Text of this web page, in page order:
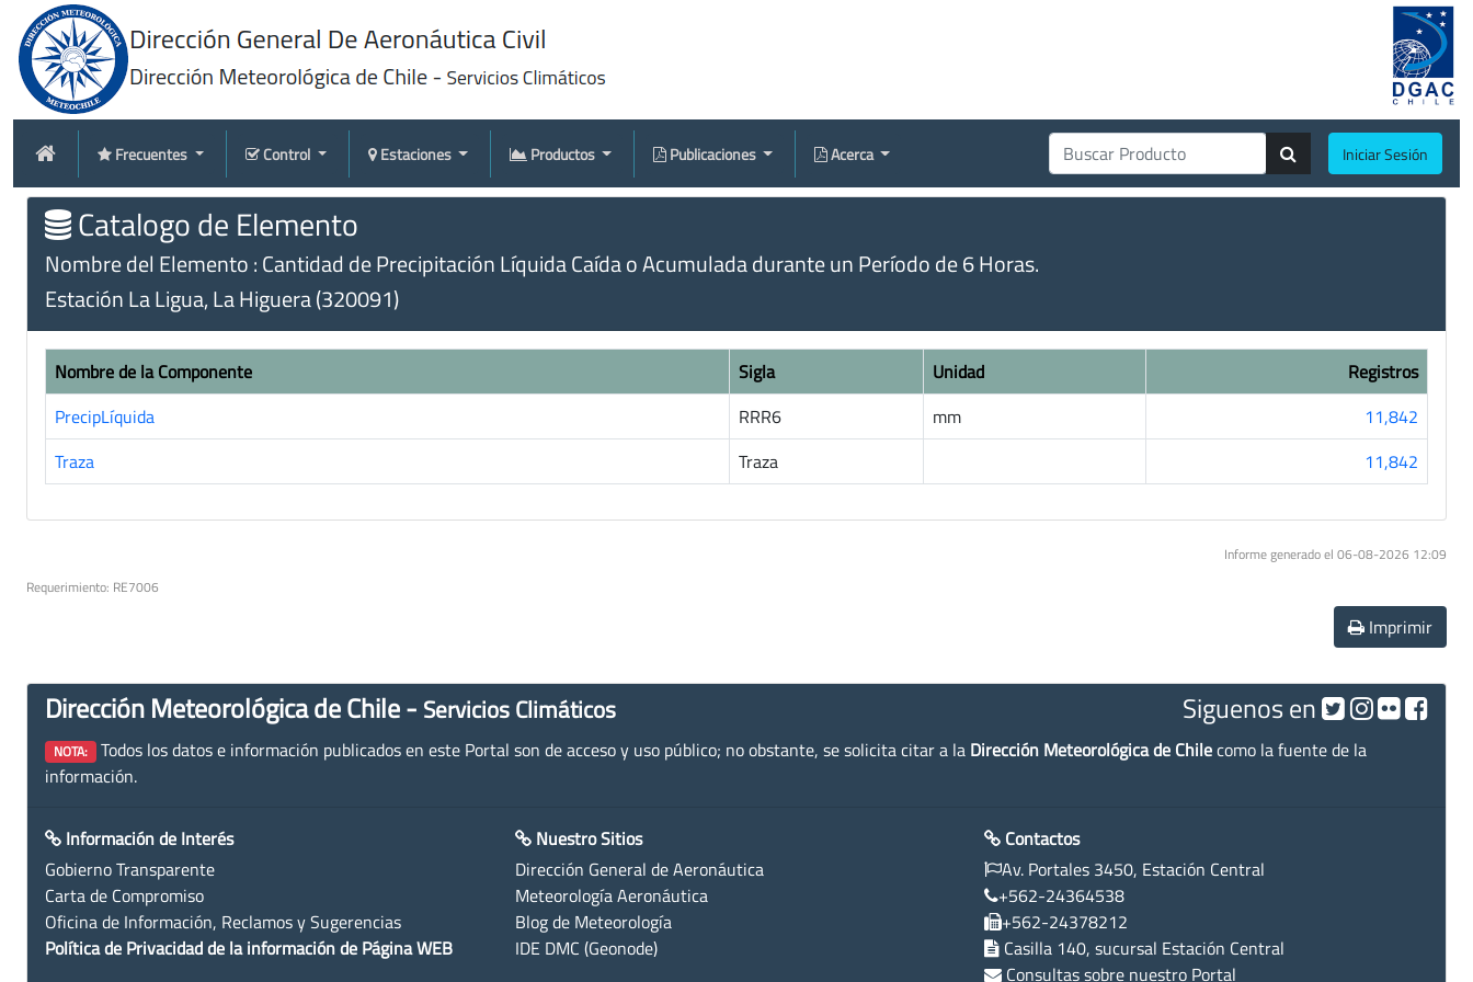
Frecuentes Control Estaciones Productos Publicaciones Acerca Iniciar Sesión
Catalogo de Elemento
Nombre del Elemento : Cantidad de Precipitación Líquida Caída o Acumulada durante un Período de 6 Horas.
Estación La Ligua, La Higuera (320091)
Nombre de la Componente Sigla Unidad
Registros
PrecipLíquida
RRR6 mm
11,842
Traza
Traza 11,842
Informe generado el 06-08-2026 12:09
Requerimiento: RE7006
Imprimir
Dirección Meteorológica de Chile - Servicios Climáticos Siguenos en
NOTA: Todos los datos e información publicados en este Portal son de acceso y uso público; no obstante, se solicita citar a la Dirección Meteorológica de Chilecomo la fuente de la
información.
Información de Interés
Gobierno Transparente
Carta de Compromiso
Oficina de Información, Reclamos y Sugerencias
Política de Privacidad de la información de Página WEB
Nuestro Sitios
Dirección General de Aeronáutica
Meteorología Aeronáutica
Blog de Meteorología
IDE DMC (Geonode)
Contactos
Av. Portales 3450, Estación Central
+562-24364538
+562-24378212
Casilla 140, sucursal Estación Central
Consultas sobre nuestro Portal